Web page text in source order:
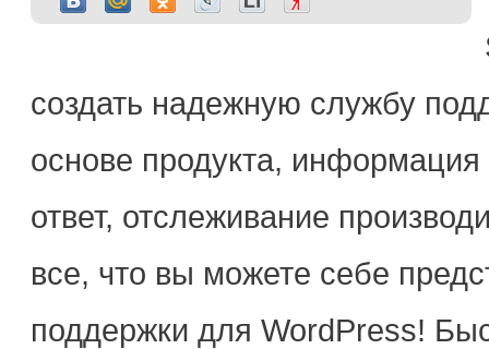
создать надежную службу
основе продукта, информация
ответ, отслеживание
все, что вы можете себе
поддержки для WordPress!